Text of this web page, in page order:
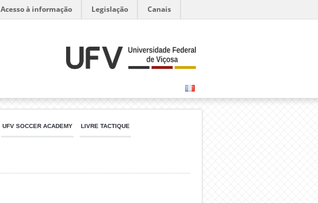
Acesso à informação Legislação Canais
UFV SOCCER ACADEMY LIVRE TACTIQUE